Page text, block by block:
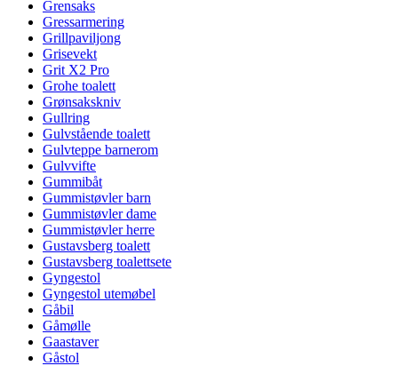
Grensaks
Gressarmering
Grillpaviljong
Grisevekt
Grit X2 Pro
Grohe toalett
Grønsakskniv
Gullring
Gulvstående toalett
Gulvteppe barnerom
Gulvvifte
Gummibåt
Gummistøvler barn
Gummistøvler dame
Gummistøvler herre
Gustavsberg toalett
Gustavsberg toalettsete
Gyngestol
Gyngestol utemøbel
Gåbil
Gåmølle
Gaastaver
Gåstol